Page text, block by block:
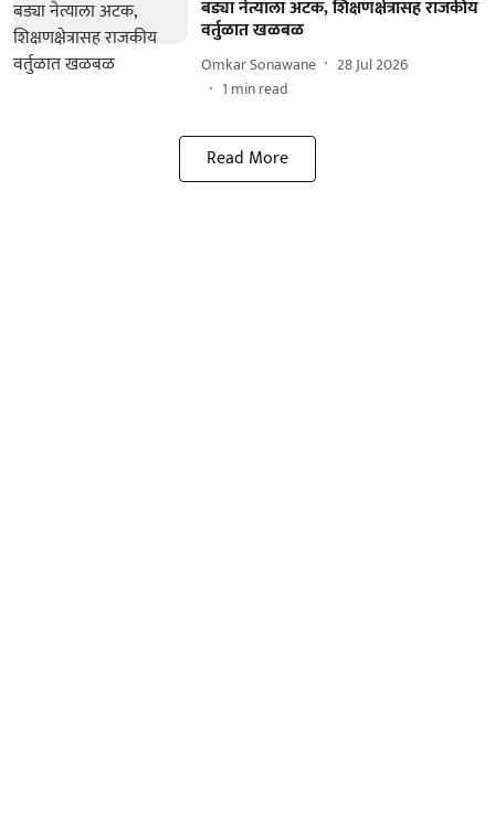
बड्या नेत्याला अटक, शिक्षणक्षेत्रासह राजकीय
वर्तुळात खळबळ
Omkar Sonawane
28 Jul 2026
1 min read
Read More